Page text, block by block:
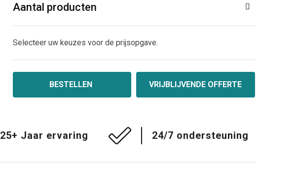
Aantal producten
Selecteer uw keuzes voor de prijsopgave.
BESTELLEN VRIJBLIJVENDE OFFERTE
25+ Jaar ervaring 24/7 ondersteuning